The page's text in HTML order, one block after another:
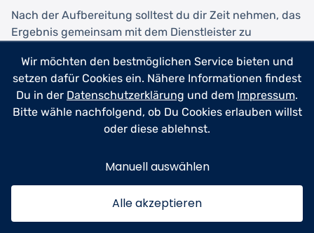
Nach der Aufbereitung solltest du dir Zeit nehmen, das
Ergebnis gemeinsam mit dem Dienstleister zu
ihre Arbeit und erklären, welche Schritte durchgeführt
wurden. Falls du mit einzelnen Aspekten nicht
zufrieden bist, sprich dies direkt an – seriöse
Aufbereiter bessern bei berechtigten Beanstandungen
ohne Probleme nach. Umgekehrt hilft positives
Weiterempfehlungen dem Dienstleister und unterstützt
andere Kunden bei ihrer Auswahl.
Für eine langfristig gute Zusammenarbeit lohnt es sich,
Wir möchten den bestmöglichen Service bieten und
setzen dafür Cookies ein. Nähere Informationen findest
Du in der Datenschutzerklärung und dem Impressum.
Bitte wähle nachfolgend, ob Du Cookies erlauben willst
oder diese ablehnst.
Manuell auswählen
Alle akzeptieren